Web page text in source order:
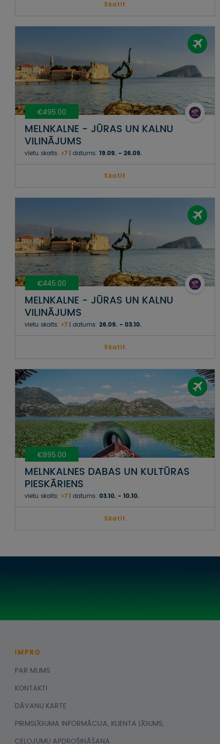
Skatit
€495.00
MELNKALNE - JŪRAS UN KALNU
VILINĀJUMS
vietu skaits: >7 datums: 19.09. - 26.09.
Skatit
€445.00
MELNKALNE - JŪRAS UN KALNU
VILINĀJUMS
vietu skaits: >7 datums: 26.09. - 03.10.
Skatit
€895.00
MELNKALNES DABAS UN KULTŪRAS
PIESKĀRIENS
vietu skaits: >7 datums: 03.10. - 10.10.
Skatit
IMPRO
PAR MUMS
KONTAKTI
DĀVANU KARTE
PIRMSLĪGUMA INFORMĀCIJA, KLIENTA LĪGUMS,
CEĻOJUMU APDROŠINĀŠANA